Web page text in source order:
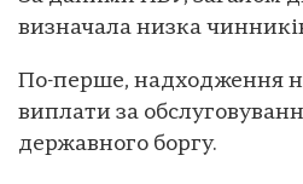
визначала низка
По-перше, надходження
виплати за
державного боргу.